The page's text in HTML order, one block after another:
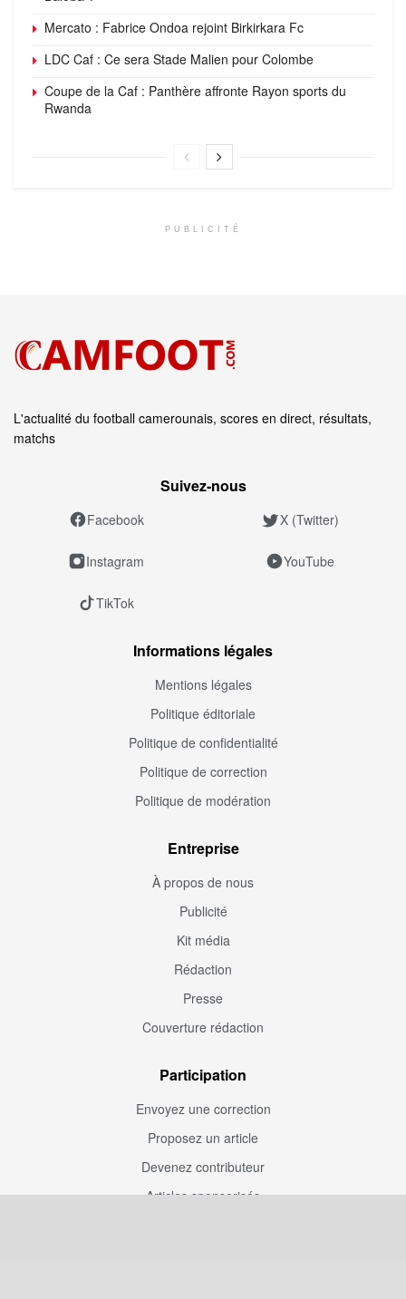
Mercato : Fabrice Ondoa rejoint Birkirkara Fc
LDC Caf : Ce sera Stade Malien pour Colombe
Coupe de la Caf : Panthère affronte Rayon sports du
Rwanda
PUBLICITÉ
L'actualité du football camerounais, scores en direct, résultats,
matchs
Suivez‑nous
Facebook X (Twitter)
Instagram YouTube
TikTok
Informations légales
Mentions légales
Politique éditoriale
Politique de confidentialité
Politique de correction
Politique de modération
Entreprise
À propos de nous
Publicité
Kit média
Rédaction
Presse
Couverture rédaction
Participation
Envoyez une correction
Proposez un article
Devenez contributeur
Articles sponsorisés